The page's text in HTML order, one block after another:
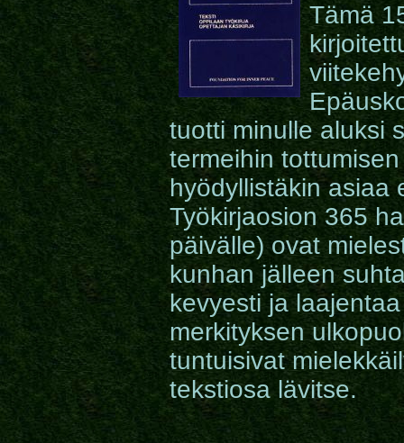
Tämä
tuotti minulle aluksi
termeihin
hyödyllistäkin asiaa
Työkirjaosion 365
päivälle) ovat
kunhan jälleen
kevyesti ja
merkityksen
tuntuisivat
tekstiosa lävitse.